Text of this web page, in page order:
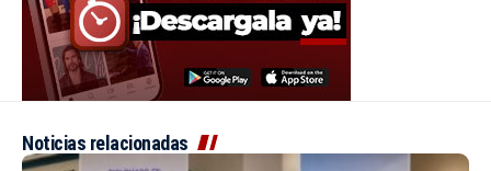
Noticias relacionadas